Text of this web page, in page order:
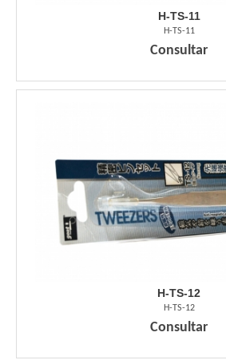
H-TS-11
H-TS-11
Consultar
H-TS-12
H-TS-12
Consultar